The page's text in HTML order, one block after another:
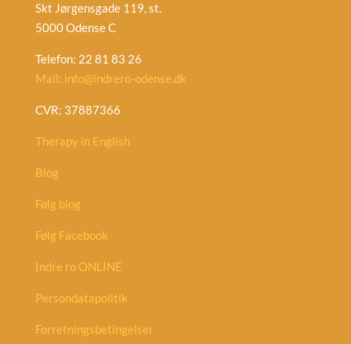
Skt Jørgensgade 119, st.
5000 Odense C
Telefon: 22 81 83 26
Mail: info@indrero-odense.dk
CVR: 37887366
Therapy in English
Blog
Følg blog
Følg Facebook
Indre ro ONLINE
Persondatapolitik
Forretningsbetingelser